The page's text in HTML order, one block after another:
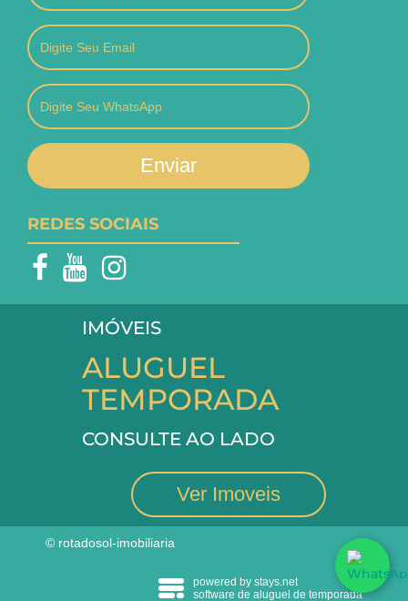
Enviar
REDES SOCIAIS
IMÓVEIS
ALUGUEL
TEMPORADA
CONSULTE AO LADO
Ver Imoveis
© rotadosol-imobiliaria
powered by stays.net
software de aluguel de temporada